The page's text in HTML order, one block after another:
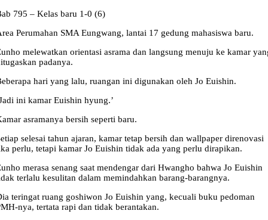
795 – Kelas baru 1-0 (6)
Perumahan SMA Eungwang, lantai 17 gedung mahasiswa baru.
melewatkan orientasi asrama dan langsung menuju ke kamar
padanya.
hari yang lalu, ruangan ini digunakan oleh Jo Euishin.
ini kamar Euishin hyung.’
asramanya bersih seperti baru.
selesai tahun ajaran, kamar tetap bersih dan wallpaper direnovasi
perlu, tetapi kamar Jo Euishin tidak ada yang perlu dirapikan.
merasa senang saat mendengar dari Hwangho bahwa Jo Euishin
terlalu kesulitan dalam memindahkan barang-barangnya.
teringat ruang goshiwon Jo Euishin yang, kecuali buku pedoman
nya, tertata rapi dan tidak berantakan.